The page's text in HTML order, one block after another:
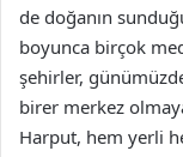
de doğanın
boyunca birçok
şehirler,
birer merkez
Harput, hem yerli